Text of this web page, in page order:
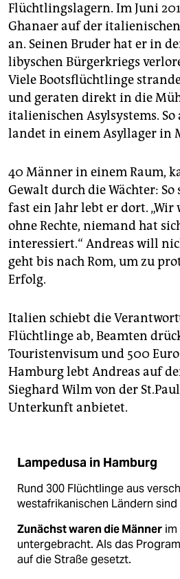
Flüchtlingslagern. Im Juni
Ghanaer auf der
an. Seinen Bruder hat er in
libyschen Bürgerkriegs
Viele Bootsflüchtlinge
und geraten direkt in die
italienischen Asylsystems. So
landet in einem Asyllager in
40 Männer in einem Raum,
Gewalt durch die Wächter: So
fast ein Jahr lebt er dort. „Wir
ohne Rechte, niemand hat
interessiert.“ Andreas will
geht bis nach Rom, um zu
Erfolg.
Italien schiebt die
Flüchtlinge ab, Beamten
Touristenvisum und 500
Hamburg lebt Andreas auf
Sieghard Wilm von der
Unterkunft anbietet.
Lampedusa in Hamburg
Rund 300 Flüchtlinge aus
westafrikanischen Ländern
Zunächst waren die Männer
untergebracht. Als das
auf die Straße gesetzt.